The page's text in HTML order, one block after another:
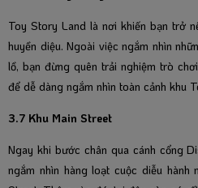
Toy Story Land là nơi khiến bạn trở
huyền diệu. Ngoài việc ngắm nhìn
lồ, bạn đừng quên trải nghiệm trò
để dễ dàng ngắm nhìn toàn cảnh khu
3.7 Khu Main Street
Ngay khi bước chân qua cánh cổng
ngắm nhìn hàng loạt cuộc diễu hành